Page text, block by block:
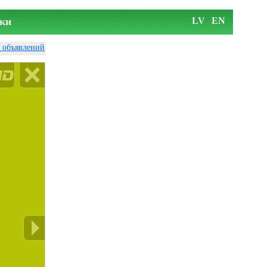
LV EN
объявлений